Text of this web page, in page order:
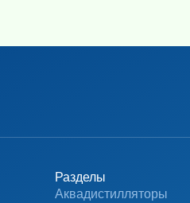
исследований.
Разделы
Аквадистилляторы